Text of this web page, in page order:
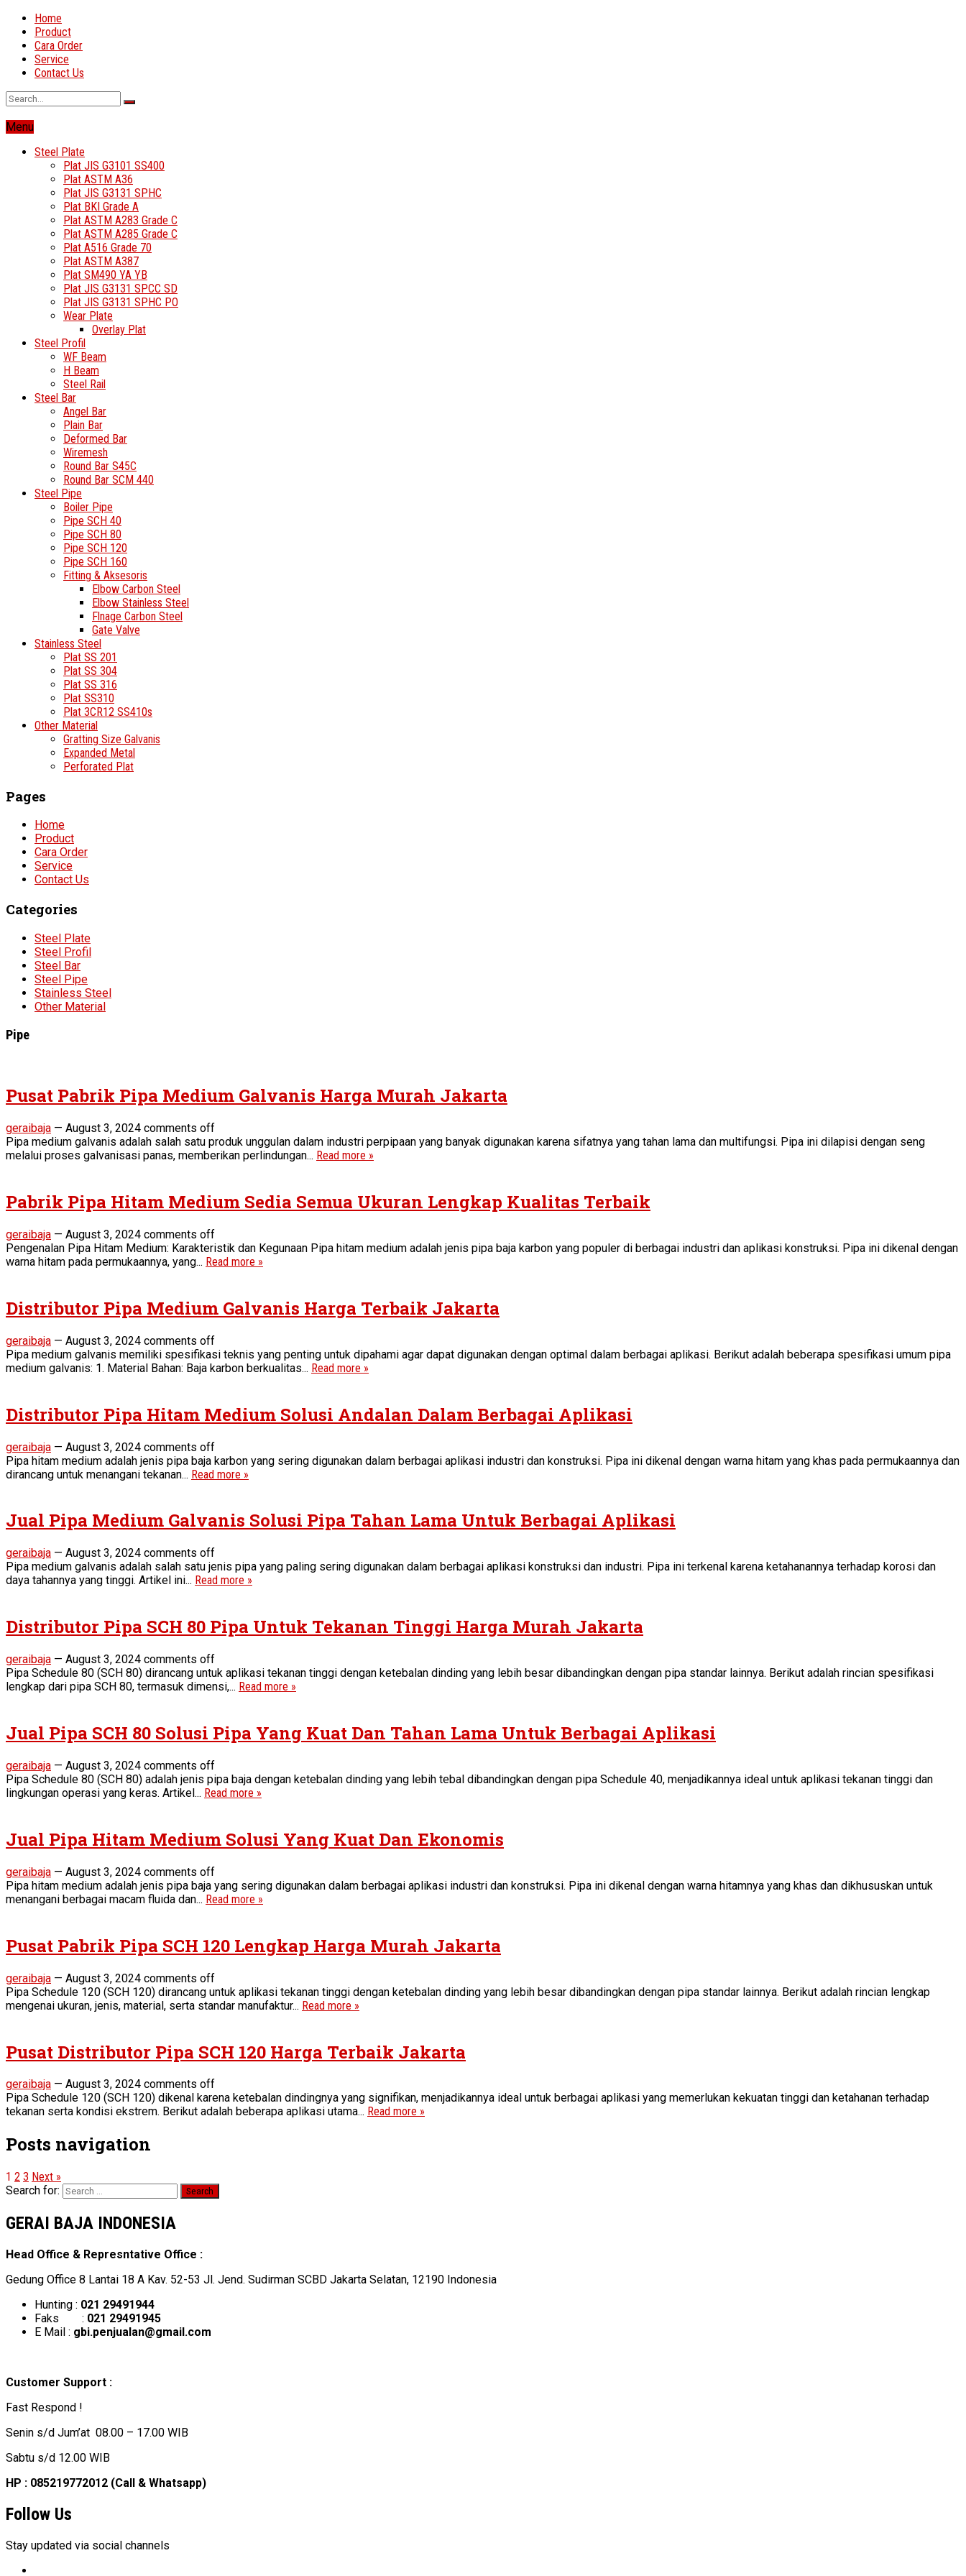
Home
Product
Cara Order
Service
Contact Us
Menu
Steel Plate
Plat JIS G3101 SS400
Plat ASTM A36
Plat JIS G3131 SPHC
Plat BKI Grade A
Plat ASTM A283 Grade C
Plat ASTM A285 Grade C
Plat A516 Grade 70
Plat ASTM A387
Plat SM490 YA YB
Plat JIS G3131 SPCC SD
Plat JIS G3131 SPHC PO
Wear Plate
Overlay Plat
Steel Profil
WF Beam
H Beam
Steel Rail
Steel Bar
Angel Bar
Plain Bar
Deformed Bar
Wiremesh
Round Bar S45C
Round Bar SCM 440
Steel Pipe
Boiler Pipe
Pipe SCH 40
Pipe SCH 80
Pipe SCH 120
Pipe SCH 160
Fitting & Aksesoris
Elbow Carbon Steel
Elbow Stainless Steel
Flnage Carbon Steel
Gate Valve
Stainless Steel
Plat SS 201
Plat SS 304
Plat SS 316
Plat SS310
Plat 3CR12 SS410s
Other Material
Gratting Size Galvanis
Expanded Metal
Perforated Plat
Pages
Home
Product
Cara Order
Service
Contact Us
Categories
Steel Plate
Steel Profil
Steel Bar
Steel Pipe
Stainless Steel
Other Material
Pipe
Pusat Pabrik Pipa Medium Galvanis Harga Murah Jakarta
geraibaja — August 3, 2024 comments off
Pipa medium galvanis adalah salah satu produk unggulan dalam industri perpipaan yang banyak digunakan karena sifatnya yang tahan lama dan multifungsi. Pipa ini dilapisi dengan seng
melalui proses galvanisasi panas, memberikan perlindungan... Read more »
Pabrik Pipa Hitam Medium Sedia Semua Ukuran Lengkap Kualitas Terbaik
geraibaja — August 3, 2024 comments off
Pengenalan Pipa Hitam Medium: Karakteristik dan Kegunaan Pipa hitam medium adalah jenis pipa baja karbon yang populer di berbagai industri dan aplikasi konstruksi. Pipa ini dikenal dengan
warna hitam pada permukaannya, yang... Read more »
Distributor Pipa Medium Galvanis Harga Terbaik Jakarta
geraibaja — August 3, 2024 comments off
Pipa medium galvanis memiliki spesifikasi teknis yang penting untuk dipahami agar dapat digunakan dengan optimal dalam berbagai aplikasi. Berikut adalah beberapa spesifikasi umum pipa
medium galvanis: 1. Material Bahan: Baja karbon berkualitas... Read more »
Distributor Pipa Hitam Medium Solusi Andalan Dalam Berbagai Aplikasi
geraibaja — August 3, 2024 comments off
Pipa hitam medium adalah jenis pipa baja karbon yang sering digunakan dalam berbagai aplikasi industri dan konstruksi. Pipa ini dikenal dengan warna hitam yang khas pada permukaannya dan
dirancang untuk menangani tekanan... Read more »
Jual Pipa Medium Galvanis Solusi Pipa Tahan Lama Untuk Berbagai Aplikasi
geraibaja — August 3, 2024 comments off
Pipa medium galvanis adalah salah satu jenis pipa yang paling sering digunakan dalam berbagai aplikasi konstruksi dan industri. Pipa ini terkenal karena ketahanannya terhadap korosi dan
daya tahannya yang tinggi. Artikel ini... Read more »
Distributor Pipa SCH 80 Pipa Untuk Tekanan Tinggi Harga Murah Jakarta
geraibaja — August 3, 2024 comments off
Pipa Schedule 80 (SCH 80) dirancang untuk aplikasi tekanan tinggi dengan ketebalan dinding yang lebih besar dibandingkan dengan pipa standar lainnya. Berikut adalah rincian spesifikasi
lengkap dari pipa SCH 80, termasuk dimensi,... Read more »
Jual Pipa SCH 80 Solusi Pipa Yang Kuat Dan Tahan Lama Untuk Berbagai Aplikasi
geraibaja — August 3, 2024 comments off
Pipa Schedule 80 (SCH 80) adalah jenis pipa baja dengan ketebalan dinding yang lebih tebal dibandingkan dengan pipa Schedule 40, menjadikannya ideal untuk aplikasi tekanan tinggi dan
lingkungan operasi yang keras. Artikel... Read more »
Jual Pipa Hitam Medium Solusi Yang Kuat Dan Ekonomis
geraibaja — August 3, 2024 comments off
Pipa hitam medium adalah jenis pipa baja yang sering digunakan dalam berbagai aplikasi industri dan konstruksi. Pipa ini dikenal dengan warna hitamnya yang khas dan dikhususkan untuk
menangani berbagai macam fluida dan... Read more »
Pusat Pabrik Pipa SCH 120 Lengkap Harga Murah Jakarta
geraibaja — August 3, 2024 comments off
Pipa Schedule 120 (SCH 120) dirancang untuk aplikasi tekanan tinggi dengan ketebalan dinding yang lebih besar dibandingkan dengan pipa standar lainnya. Berikut adalah rincian lengkap
mengenai ukuran, jenis, material, serta standar manufaktur... Read more »
Pusat Distributor Pipa SCH 120 Harga Terbaik Jakarta
geraibaja — August 3, 2024 comments off
Pipa Schedule 120 (SCH 120) dikenal karena ketebalan dindingnya yang signifikan, menjadikannya ideal untuk berbagai aplikasi yang memerlukan kekuatan tinggi dan ketahanan terhadap
tekanan serta kondisi ekstrem. Berikut adalah beberapa aplikasi utama... Read more »
Posts navigation
1 2 3 Next »
Search for:
GERAI BAJA INDONESIA
Head Office & Represntative Office :
Gedung Office 8 Lantai 18 A Kav. 52-53 Jl. Jend. Sudirman SCBD Jakarta Selatan, 12190 Indonesia
Hunting : 021 29491944
Faks : 021 29491945
E Mail : gbi.penjualan@gmail.com
Customer Support :
Fast Respond !
Senin s/d Jum’at 08.00 – 17.00 WIB
Sabtu s/d 12.00 WIB
HP : 085219772012 (Call & Whatsapp)
Follow Us
Stay updated via social channels